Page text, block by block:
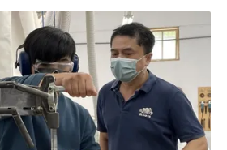
。台灣木材列環保綠色採購 走入工
選購通過CAS驗證的規格材，不論
史建物的整建、治山防洪工程，或
料等，都已可方便取得，安心使
示，過去國產材產銷之間未能對接
業者，若遇到業主指定使用台灣木
，只能客製化。下訂之後可能得碰